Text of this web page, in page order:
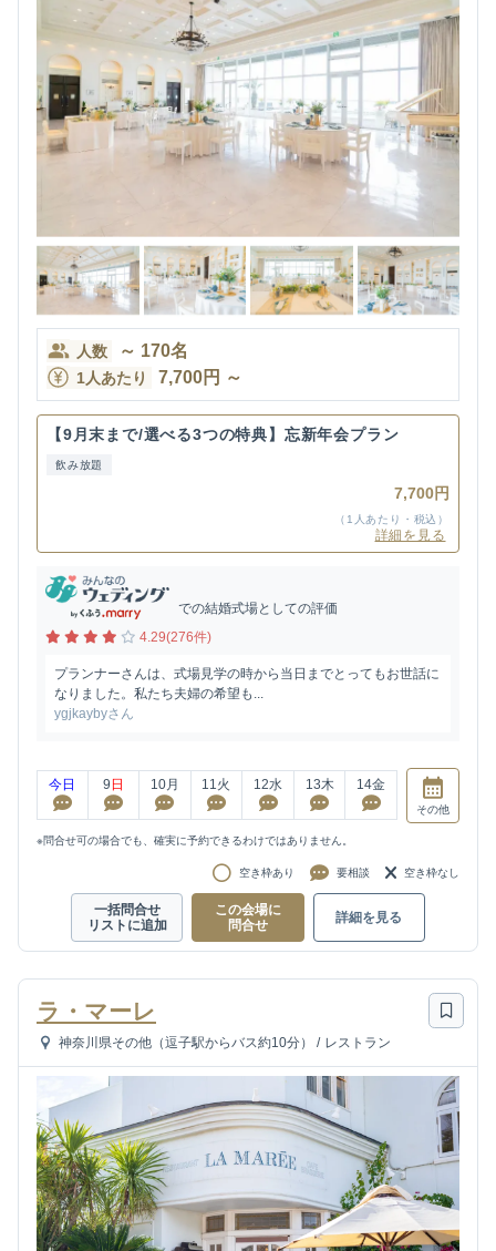
人数 ～ 170名
1人あたり 7,700円 ～
【9月末まで/選べる3つの特典】忘新年会プラン
飲み放題
7,700円
（1人あたり・税込）
詳細を見る
での結婚式場としての評価
4.29(276件)
プランナーさんは、式場見学の時から当日までとってもお世話に
なりました。私たち夫婦の希望も...
ygjkaybyさん
今日 9 日 10月 11火 12水 13木 14金
その他
※問合せ可の場合でも、確実に予約できるわけではありません。
空き枠あり 要相談 空き枠なし
一括問合せ
リストに追加
この会場に
問合せ
詳細を見る
ラ・マーレ
神奈川県その他（逗子駅からバス約10分） / レストラン